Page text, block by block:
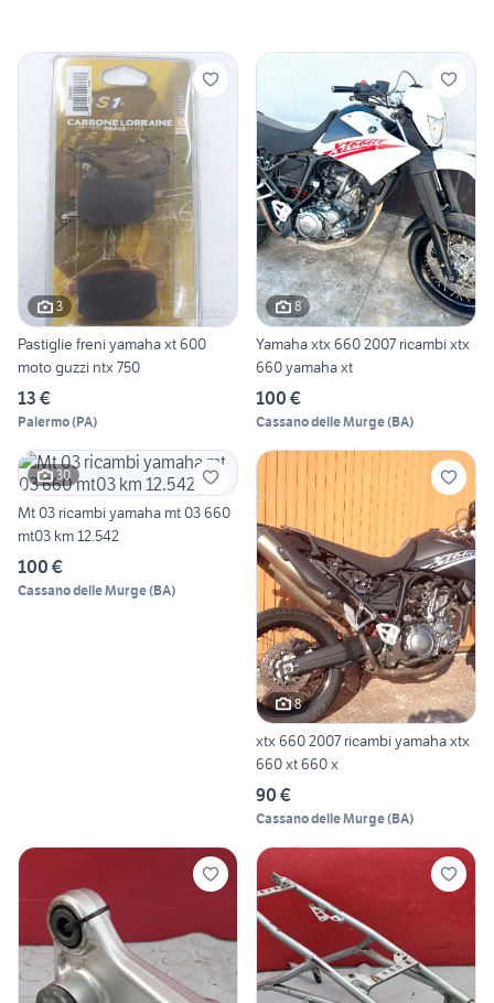
3
Pastiglie freni yamaha xt 600
moto guzzi ntx 750
13 €
Palermo(PA)
8
Yamaha xtx 660 2007 ricambi xtx
660 yamaha xt
100 €
Cassano delle Murge(BA)
30
Mt 03 ricambi yamaha mt 03 660
mt03 km 12.542
100 €
Cassano delle Murge(BA)
8
xtx 660 2007 ricambi yamaha xtx
660 xt 660 x
90 €
Cassano delle Murge(BA)